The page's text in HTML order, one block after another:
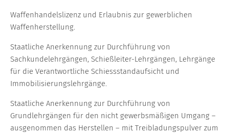
Waffenhandelslizenz und Erlaubnis zur gewerblichen
Waffenherstellung.
Staatliche Anerkennung zur Durchführung von
Sachkundelehrgängen, Schießleiter-Lehrgängen, Lehrgänge
für die Verantwortliche Schiessstandaufsicht und
Immobilisierungslehrgänge.
Staatliche Anerkennung zur Durchführung von
Grundlehrgängen für den nicht gewerbsmäßigen Umgang –
ausgenommen das Herstellen – mit Treibladungspulver zum